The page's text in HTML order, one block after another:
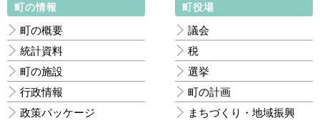
町の情報
町の概要
統計資料
町の施設
行政情報
政策パッケージ
町役場
議会
税
選挙
町の計画
まちづくり・地域振興